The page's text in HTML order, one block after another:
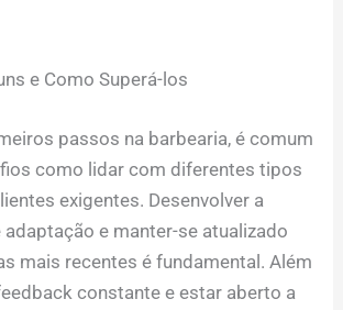
e Como Superá-los
passos na barbearia, é comum
como lidar com diferentes tipos
exigentes. Desenvolver a
e manter-se atualizado
mais recentes é fundamental. Além
constante e estar aberto a